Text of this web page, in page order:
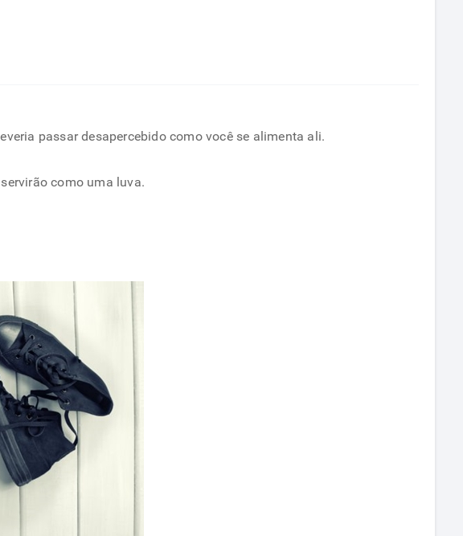
passar desapercebido como você se alimenta ali.
como uma luva.